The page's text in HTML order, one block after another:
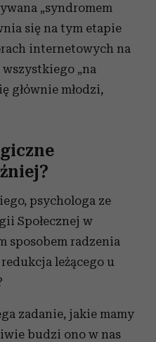
„syndromem
się na tym etapie
internetowych na
„na
głównie młodzi,
psychologa ze
Społecznej w
sposobem radzenia
leżącego u
zadanie, jakie mamy
budzi ono w nas